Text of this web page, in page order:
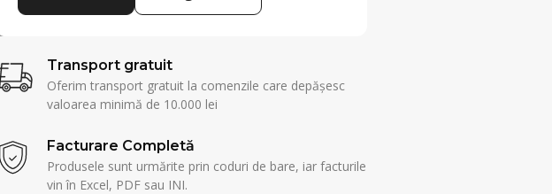
Transport gratuit
Oferim transport gratuit la comenzile care depășesc
valoarea minimă de 10.000 lei
Facturare Completă
Produsele sunt urmărite prin coduri de bare, iar facturile
vin în Excel, PDF sau INI.